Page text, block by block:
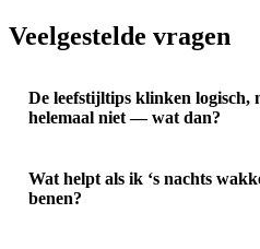
Veelgestelde vragen
De leefstijltips klinken logisch,
helemaal niet — wat dan?
Wat helpt als ik ‘s nachts
benen?